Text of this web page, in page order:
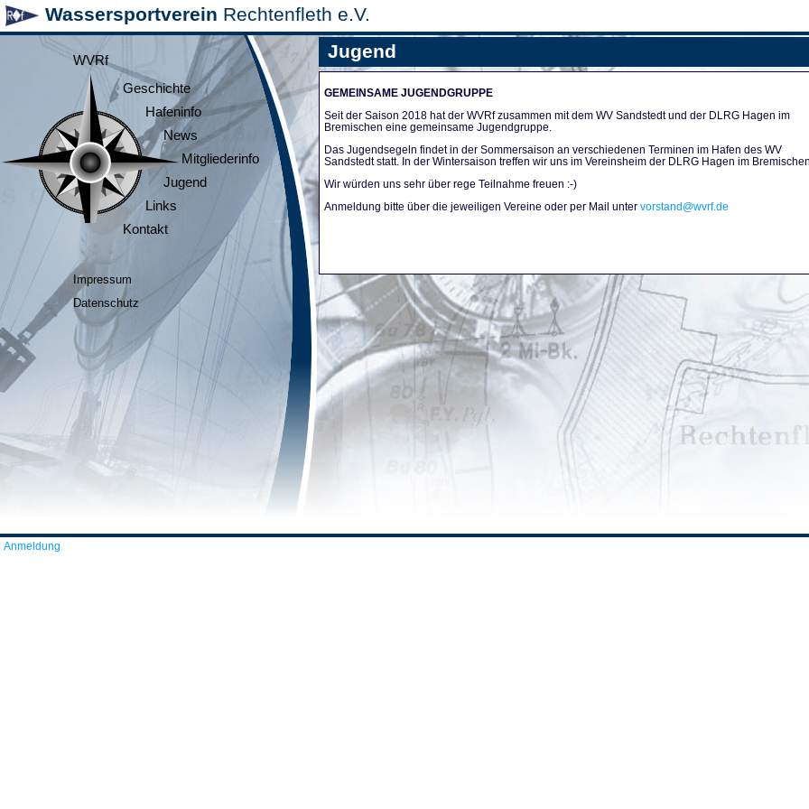
Wassersportverein Rechtenfleth e.V.
WVRf
Geschichte
Hafeninfo
News
Mitgliederinfo
Jugend
Links
Kontakt
Impressum
Datenschutz
Jugend
GEMEINSAME JUGENDGRUPPE
Seit der Saison 2018 hat der WVRf zusammen mit dem WV Sandstedt und der DLRG Hagen im
Bremischen eine gemeinsame Jugendgruppe.
Das Jugendsegeln findet in der Sommersaison an verschiedenen Terminen im Hafen des WV
Sandstedt statt. In der Wintersaison treffen wir uns im Vereinsheim der DLRG Hagen im
Wir würden uns sehr über rege Teilnahme freuen :-)
Anmeldung bitte über die jeweiligen Vereine oder per Mail unter vorstand@wvrf.de
Anmeldung